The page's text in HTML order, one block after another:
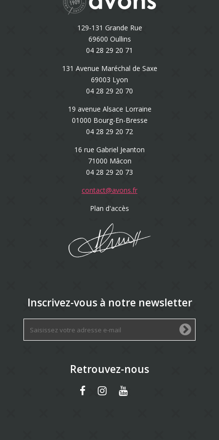
129-131 Grande Rue
69600 Oullins
04 28 29 20 71
131 Avenue Maréchal de Saxe
69003 Lyon
04 28 29 20 70
19 avenue Alsace Lorraine
01000 Bourg-En-Bresse
04 28 29 20 72
16 rue Gabriel Jeanton
71000 Mâcon
04 28 29 20 73
contact@avons.fr
Plan d'accès
Inscrivez-vous à notre newsletter
Retrouvez-nous